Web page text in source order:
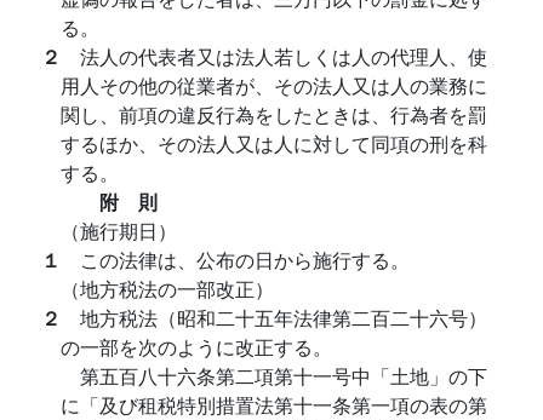
る。
２ 法人の代表者又は法人若しくは人の代理人、使
用人その他の従業者が、その法人又は人の業務に
関し、前項の違反行為をしたときは、行為者を罰
するほか、その法人又は人に対して同項の刑を科
する。
附 則
（施行期日）
１ この法律は、公布の日から施行する。
（地方税法の一部改正）
２ 地方税法（昭和二十五年法律第二百二十六号）
の一部を次のように改正する。
第五百八十六条第二項第十一号中「土地」の下
に「及び租税特別措置法第十一条第一項の表の第